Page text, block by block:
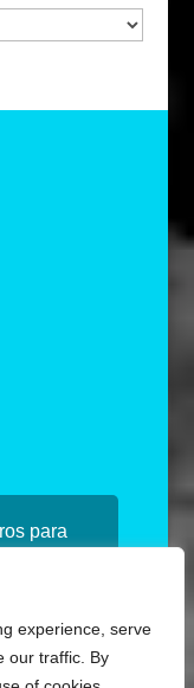
para
su uso.
Política de
experience, serve
our traffic. By